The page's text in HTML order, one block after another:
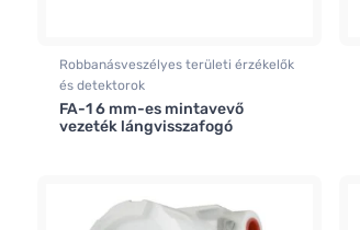
Robbanásveszélyes területi érzékelők
és detektorok
FA-1 6 mm-es mintavevő
vezeték lángvisszafogó